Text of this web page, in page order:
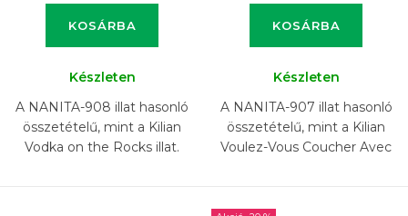
KOSÁRBA
Készleten
A NANITA-908 illat hasonló
összetételű, mint a Kilian
Vodka on the Rocks illat.
KOSÁRBA
Készleten
A NANITA-907 illat hasonló
összetételű, mint a Kilian
Voulez-Vous Coucher Avec